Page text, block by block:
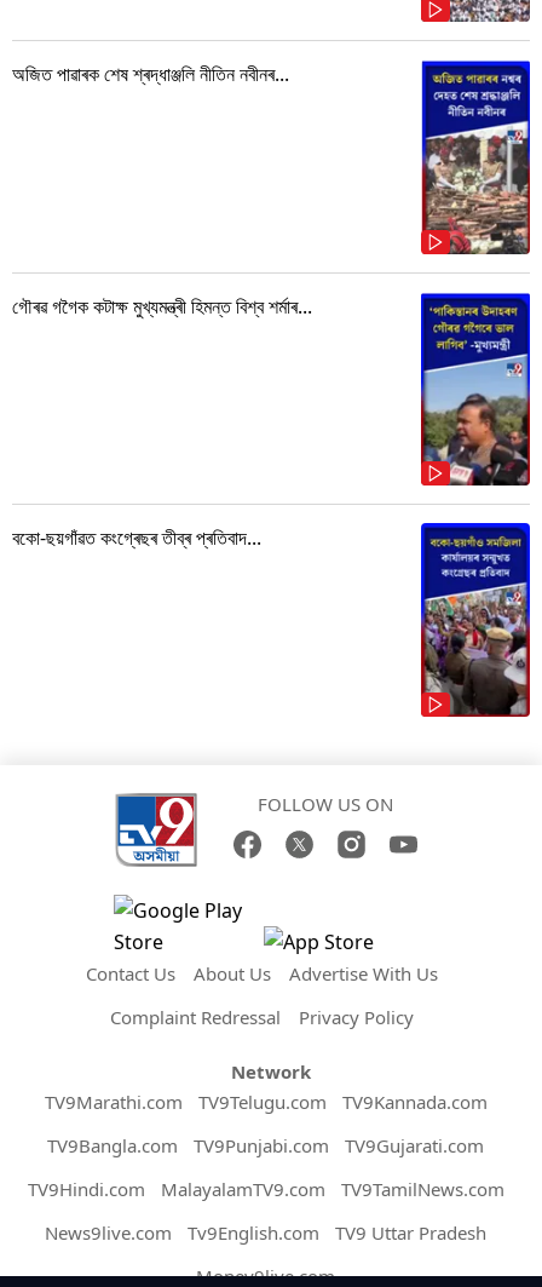
অজিত পাৱাৰক শেষ শ্ৰদ্ধাঞ্জলি নীতিন নবীনৰ...
গৌৰৱ গগৈক কটাক্ষ মুখ্যমন্ত্ৰী হিমন্ত বিশ্ব শৰ্মাৰ...
বকো-ছয়গাঁৱত কংগ্ৰেছৰ তীব্ৰ প্ৰতিবাদ...
FOLLOW US ON
Contact Us About Us
Advertise With Us
Complaint Redressal
Privacy Policy
Network
TV9Marathi.com
TV9Telugu.com
TV9Kannada.com
TV9Bangla.com
TV9Punjabi.com
TV9Gujarati.com
TV9Hindi.com
MalayalamTV9.com
TV9TamilNews.com
News9live.com
Tv9English.com
TV9 Uttar Pradesh
Money9live.com